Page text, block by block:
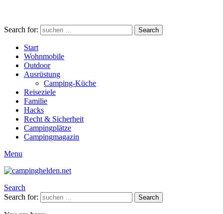
Search for: Search
Start
Wohnmobile
Outdoor
Ausrüstung
Camping-Küche
Reiseziele
Familie
Hacks
Recht & Sicherheit
Campingplätze
Campingmagazin
Menu
Search
Search for:
Search